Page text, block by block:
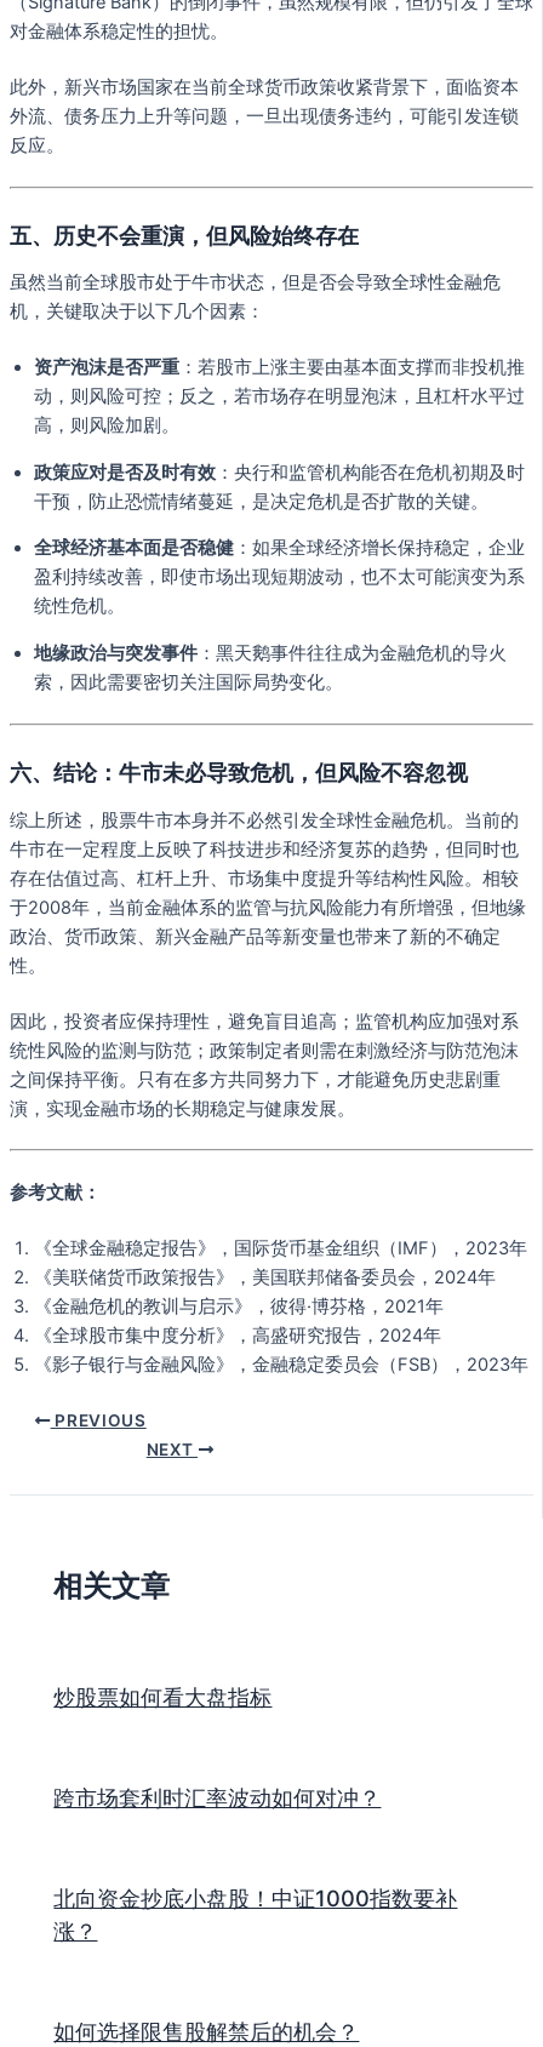
对金融体系稳定性的担忧。
此外，新兴市场国家在当前全球货币政策收紧背景下，面临资本
外流、债务压力上升等问题，一旦出现债务违约，可能引发连锁
反应。
五、历史不会重演，但风险始终存在
虽然当前全球股市处于牛市状态，但是否会导致全球性金融危
机，关键取决于以下几个因素：
资产泡沫是否严重 ：若股市上涨主要由基本面支撑而非投机推
动，则风险可控；反之，若市场存在明显泡沫，且杠杆水平过
高，则风险加剧。
政策应对是否及时有效 ：央行和监管机构能否在危机初期及时
干预，防止恐慌情绪蔓延，是决定危机是否扩散的关键。
全球经济基本面是否稳健 ：如果全球经济增长保持稳定，企业
盈利持续改善，即使市场出现短期波动，也不太可能演变为系
统性危机。
地缘政治与突发事件 ：黑天鹅事件往往成为金融危机的导火
索，因此需要密切关注国际局势变化。
六、结论：牛市未必导致危机，但风险不容忽视
综上所述，股票牛市本身并不必然引发全球性金融危机。当前的
牛市在一定程度上反映了科技进步和经济复苏的趋势，但同时也
存在估值过高、杠杆上升、市场集中度提升等结构性风险。相较
于2008年，当前金融体系的监管与抗风险能力有所增强，但地缘
政治、货币政策、新兴金融产品等新变量也带来了新的不确定
性。
因此，投资者应保持理性，避免盲目追高；监管机构应加强对系
统性风险的监测与防范；政策制定者则需在刺激经济与防范泡沫
之间保持平衡。只有在多方共同努力下，才能避免历史悲剧重
演，实现金融市场的长期稳定与健康发展。
参考文献：
《全球金融稳定报告》，国际货币基金组织（IMF），2023年
《美联储货币政策报告》，美国联邦储备委员会，2024年
《金融危机的教训与启示》，彼得·博芬格，2021年
《全球股市集中度分析》，高盛研究报告，2024年
《影子银行与金融风险》，金融稳定委员会（FSB），2023年
PREVIOUS
NEXT
相关文章
炒股票如何看大盘指标
跨市场套利时汇率波动如何对冲？
北向资金抄底小盘股！中证1000指数要补
涨？
如何选择限售股解禁后的机会？